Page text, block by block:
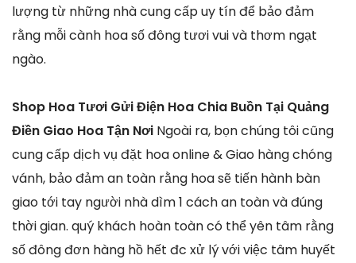
lượng từ những nhà cung cấp uy tín để bảo đảm
rằng mỗi cành hoa số đông tươi vui và thơm ngạt
ngào.
Shop Hoa Tươi Gửi Điện Hoa Chia Buồn Tại Quảng
Điền Giao Hoa Tận Nơi Ngoài ra, bọn chúng tôi cũng
cung cấp dịch vụ đặt hoa online & Giao hàng chóng
vánh, bảo đảm an toàn rằng hoa sẽ tiến hành bàn
giao tới tay người nhà dìm 1 cách an toàn và đúng
thời gian. quý khách hoàn toàn có thể yên tâm rằng
số đông đơn hàng hồ hết đc xử lý với việc tâm huyết